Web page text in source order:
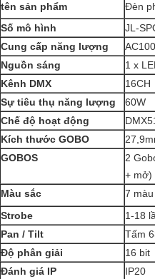
tên sản phẩm
Đèn
Số mô hình
JL-
Cung cấp năng lượng
Nguồn sáng
1 x
Kênh DMX
16CH
Sự tiêu thụ năng lượng
60W
Chế độ hoạt động
Kích thước GOBO
GOBOS
2
+ mở)
Màu sắc
7
Strobe
1-18
Pan / Tilt
Tấm
Độ phân giải
16 bit
Đánh giá IP
IP20